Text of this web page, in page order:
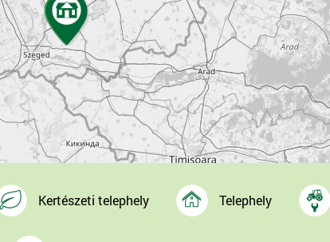
Kertészeti telephely Telephely